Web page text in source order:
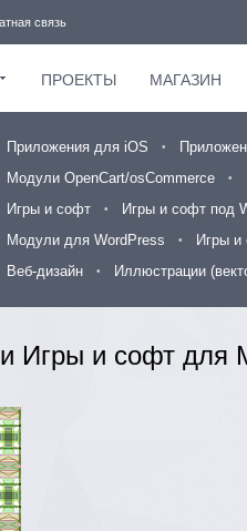
связь
ПРОЕКТЫ МАГАЗИН
Приложения для iOS
Модули OpenCart/osCommerce
Игры и софт
Игры и софт под
Модули для WordPress
Игры
Веб-дизайн
Иллюстрации
Игры и софт для